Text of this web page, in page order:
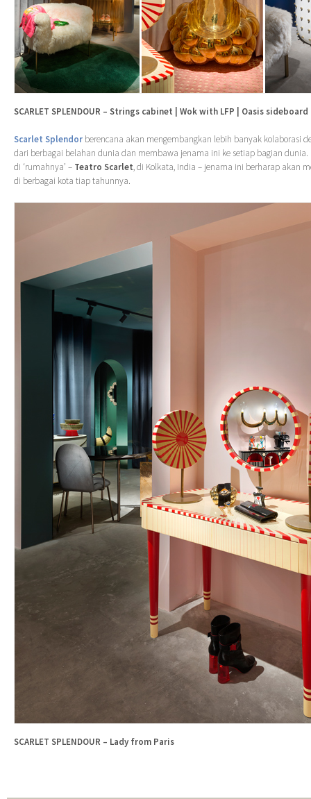
SCARLET SPLENDOUR – Strings cabinet | Wok with LFP | Oasis sideboard
Scarlet Splendor berencana akan mengembangkan lebih banyak kolaborasi
dari berbagai belahan dunia dan membawa jenama ini ke setiap bagian
di ‘rumahnya’ – Teatro Scarlet, di Kolkata, India – jenama ini berharap akan
di berbagai kota tiap tahunnya.
SCARLET SPLENDOUR – Lady from Paris